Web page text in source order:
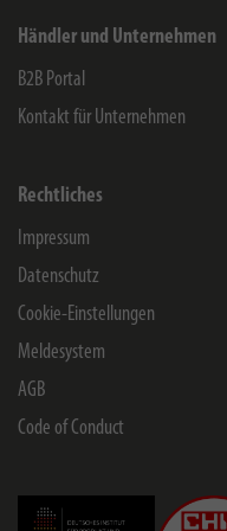
Händler und Unternehmen
B2B Portal
Kontakt für Unternehmen
Rechtliches
Impressum
Datenschutz
Cookie-Einstellungen
Meldesystem
AGB
Code of Conduct